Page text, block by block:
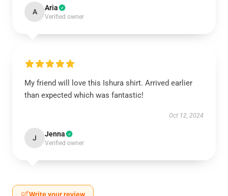
A Aria
Verified owner
My friend will love this Ishura shirt. Arrived earlier
than expected which was fantastic!
Oct 12, 2024
J Jenna
Verified owner